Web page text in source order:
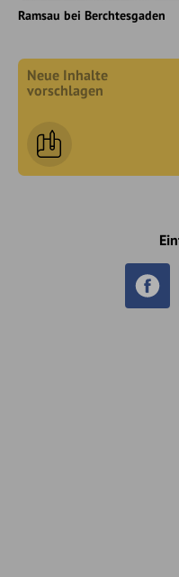
Ramsau bei Berchtesgaden
Neue Inhalte
vorschlagen